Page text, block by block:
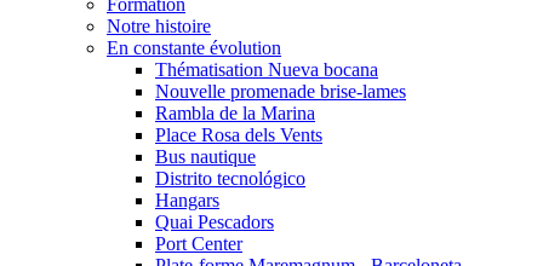
Notre histoire
En constante évolution
Thématisation Nueva bocana
Nouvelle promenade brise-lames
Rambla de la Marina
Place Rosa dels Vents
Bus nautique
Distrito tecnológico
Hangars
Quai Pescadors
Port Center